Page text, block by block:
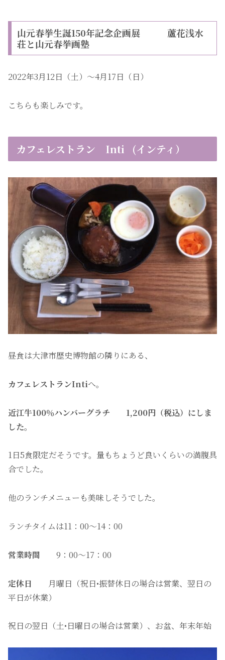
山元春挙生誕150年記念企画展 蘆花浅水
荘と山元春挙画塾
2022年3月12日（土）〜4月17日（日）
こちらも楽しみです。
カフェレストラン Inti (インティ）
昼食は大津市歴史博物館の隣りにある、
カフェレストランIntiへ。
近江牛100％ハンバーグラチ 1,200円（税込）にしま
した。
1日5食限定だそうです。量もちょうど良いくらいの満腹具
合でした。
他のランチメニューも美味しそうでした。
ランチタイムは11：00〜14：00
営業時間 9：00〜17：00
定休日 月曜日（祝日•振替休日の場合は営業、翌日の
平日が休業）
祝日の翌日（土•日曜日の場合は営業）、お盆、年末年始